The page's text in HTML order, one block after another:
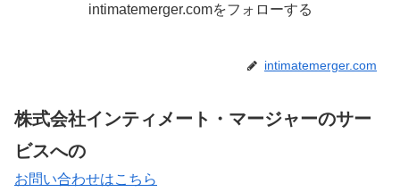
intimatemerger.comをフォローする
intimatemerger.com
株式会社インティメート・マージャーのサー
ビスへの
お問い合わせはこちら